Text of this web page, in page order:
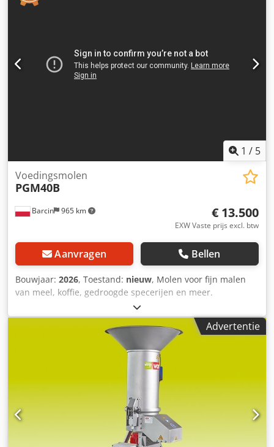
1 / 5
Barcin 965 km
Voedingsmolen
PGM40B
€ 13.500
EXW Vaste prijs excl. btw
Aanvragen Bellen
Bouwjaar: 2026, Toestand: nieuw, Molen voor fijn malen
van meel, koffie, gedroogde specerijen en meer.
Maalbereik van 20–120 mesh. Capaciteit 100–400 kg per
uur. Motorsnelheid 3400 omw/min. Machinegewicht 600
kg. Benodigde vermogen 11 kW. De machine is voorzien
van een extra stofafzuiging met filtratie. De gehele
machine is vervaardigd uit RVS SUS304. Credpfxok S Rpuo
Advertentie